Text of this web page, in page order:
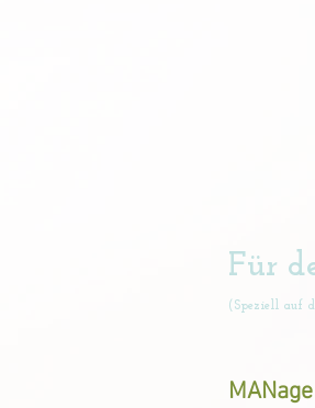
Für
(Speziell auf